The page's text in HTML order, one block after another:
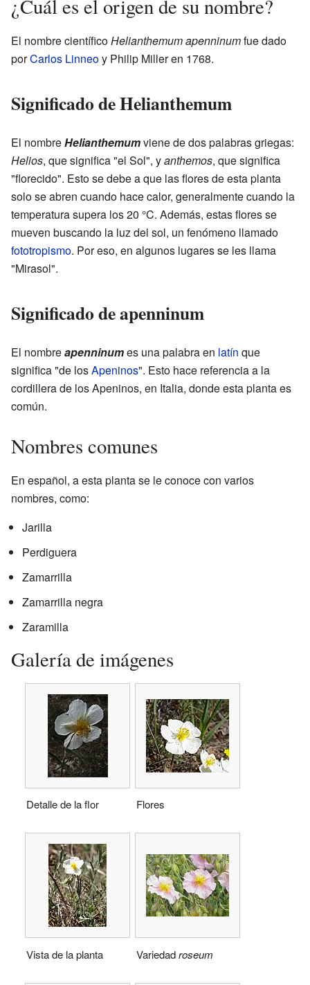
¿Cuál es el origen de su nombre?
El nombre científicoHelianthemum apenninumfue dado
porCarlos Linneoy Philip Miller en 1768.
Significado de Helianthemum
El nombreHelianthemumviene de dos palabras griegas:
Helios, que significa "el Sol", yanthemos, que significa
"florecido". Esto se debe a que las flores de esta planta
solo se abren cuando hace calor, generalmente cuando la
temperatura supera los 20 °C. Además, estas flores se
mueven buscando la luz del sol, un fenómeno llamado
fototropismo. Por eso, en algunos lugares se les llama
"Mirasol".
Significado de apenninum
El nombreapenninumes una palabra en latín que
significa "de losApeninos". Esto hace referencia a la
cordillera de los Apeninos, en Italia, donde esta planta es
común.
Nombres comunes
En español, a esta planta se le conoce con varios
nombres, como:
Jarilla
Perdiguera
Zamarrilla
Zamarrilla negra
Zaramilla
Galería de imágenes
Detalle de la flor Flores
Vista de la planta Variedadroseum